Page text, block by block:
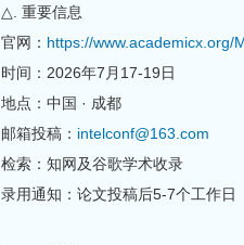
△. 重要信息
官网： https://www.academicx.org/
时间：2026年7月17-19日
地点：中国 · 成都
邮箱投稿： intelconf@163.com
检索：知网及谷歌学术收录
录用通知：论文投稿后5-7个工作日